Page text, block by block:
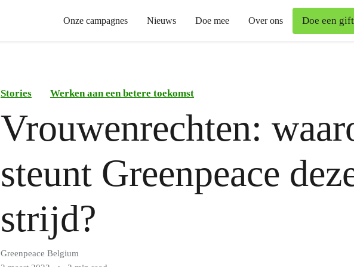
Onze campagnes Nieuws Doe mee Over ons Doe een gift
Stories Werken aan een betere toekomst
Vrouwenrechten:
steunt Greenpeace
strijd?
Greenpeace Belgium